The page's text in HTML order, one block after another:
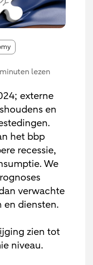
lezen
externe
en
het bbp
recessie,
We
verwachte
diensten.
zien tot
niveau.